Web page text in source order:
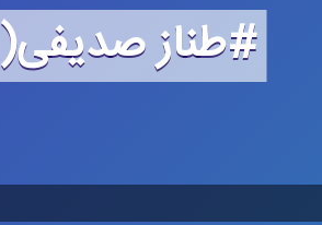
#طناز صدیفی(1 مورد)